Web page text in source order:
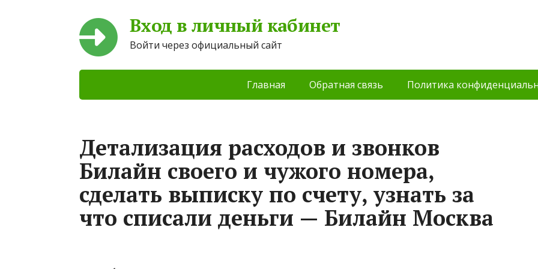
Вход в личный кабинет
Войти через официальный сайт
Главная Обратная связь Политика
Детализация расходов и звонков
Билайн своего и чужого номера,
сделать выписку по счету, узнать за
что списали деньги — Билайн Москва